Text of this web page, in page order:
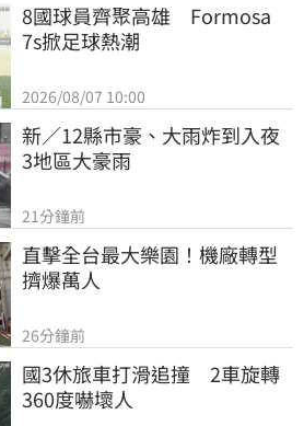
8國球員齊聚高雄　Formosa
7s掀足球熱潮
2026/08/07 10:00
新／12縣市豪、大雨炸到入夜
3地區大豪雨
21分鐘前
直擊全台最大樂園！機廠轉型
擠爆萬人
26分鐘前
國3休旅車打滑追撞　2車旋轉
360度嚇壞人